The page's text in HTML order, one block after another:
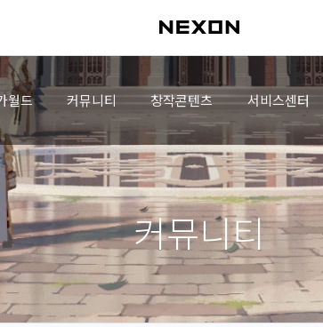
월드 커뮤니티 창작콘텐츠 서비스센터
커뮤니티